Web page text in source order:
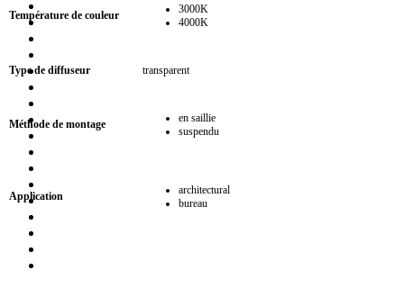
Température de couleur
3000K
4000K
Type de diffuseur transparent
Méthode de montage
en saillie
suspendu
Application
architectural
bureau